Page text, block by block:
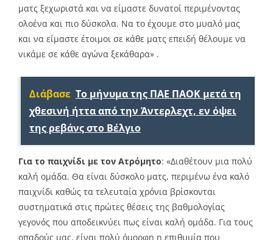
ματς ξεχωριστά και να είμαστε δυνατοί περιμένοντας
ολοένα και πιο δύσκολα. Να το έχουμε στο μυαλό μας
και να είμαστε έτοιμοι σε κάθε ματς επειδή θέλουμε να
νικάμε σε κάθε αγώνα ξεκάθαρα» .
Διάβασε Το μήνυμα της ΠΑΕ ΠΑΟΚ μετά τη
χθεσινή ήττα από την Άντερλεχτ, εν όψει
της ρεβάνς στο Βέλγιο
Για το παιχνίδι με τον Ατρόμητο: «Διαθέτουν μια πολύ
καλή ομάδα. Θα είναι δύσκολο ματς, περιμένω ένα καλό
παιχνίδι καθώς τα τελευταία χρόνια βρίσκονται
συστηματικά στις πρώτες θέσεις της βαθμολογίας
γεγονός που αποδεικνύει πως είναι καλή ομάδα. Για τους
οπαδούς μας, είναι πολύ όμορφη η επιθυμία που